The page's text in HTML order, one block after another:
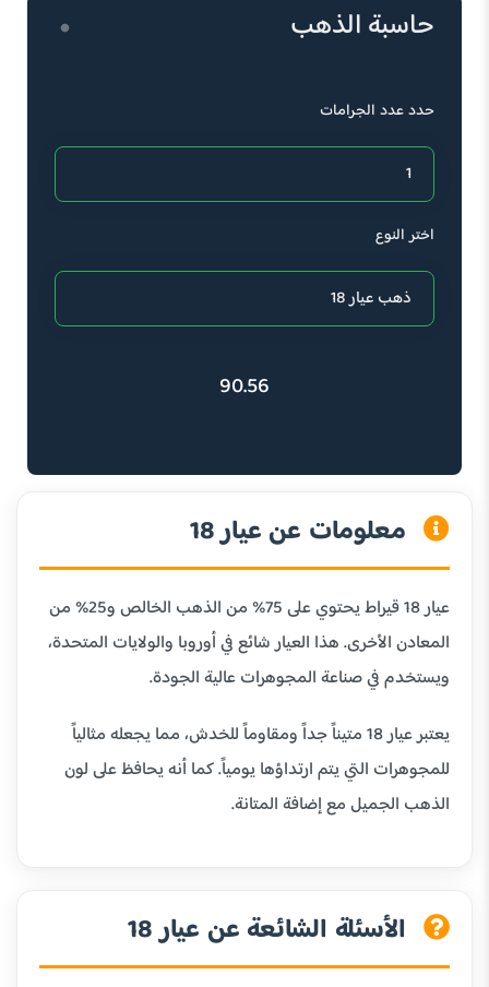
حاسبة الذهب
حدد عدد الجرامات
اختر النوع
90.56
معلومات عن عيار 18
عيار 18 قيراط يحتوي على 75% من الذهب الخالص و25% من
المعادن الأخرى. هذا العيار شائع في أوروبا والولايات المتحدة،
ويستخدم في صناعة المجوهرات عالية الجودة.
يعتبر عيار 18 متيناً جداً ومقاوماً للخدش، مما يجعله مثالياً
للمجوهرات التي يتم ارتداؤها يومياً. كما أنه يحافظ على لون
الذهب الجميل مع إضافة المتانة.
الأسئلة الشائعة عن عيار 18